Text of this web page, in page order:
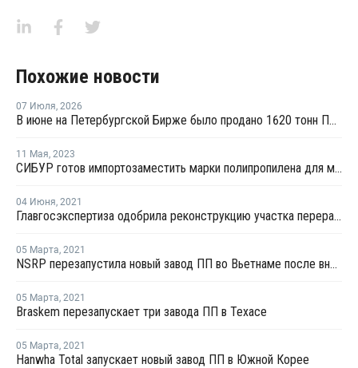
Похожие новости
07 Июля, 2026
В июне на Петербургской Бирже было продано 1620 тонн ПВД и 1106 тонн ПП
11 Мая, 2023
СИБУР готов импортозаместить марки полипропилена для медизделий
04 Июня, 2021
Главгосэкспертиза одобрила реконструкцию участка переработки углеводородного сырья для полимеров на ЗапСибНефтехиме
05 Марта, 2021
NSRP перезапустила новый завод ПП во Вьетнаме после внепланового ремонта
05 Марта, 2021
Braskem перезапускает три завода ПП в Техасе
05 Марта, 2021
Hanwha Total запускает новый завод ПП в Южной Корее